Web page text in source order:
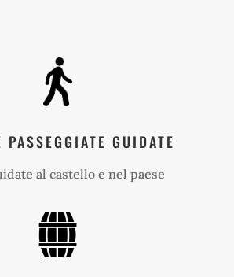
GUIDATE
al castello e nel paese